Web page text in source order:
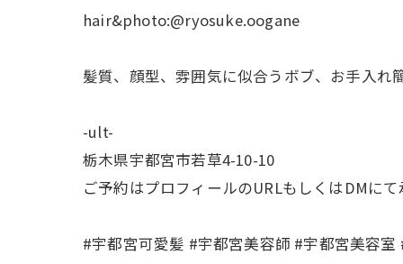
hair&photo:@ryosuke.oogane
髪質、顔型、雰囲気に似合うボブ、お手入
-ult-
栃木県宇都宮市若草4-10-10
ご予約はプロフィールのURLもしくはDMに
#宇都宮可愛髪 #宇都宮美容師 #宇都宮美容